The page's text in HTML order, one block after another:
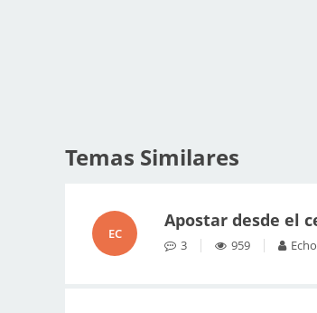
Temas Similares
EC
Apostar desde el
3 959